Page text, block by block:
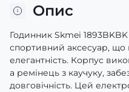
Опис
Годинник Skmei
спортивний аксесуар, що
елегантність. Корпус
а ремінець з каучуку,
довговічність. Цей